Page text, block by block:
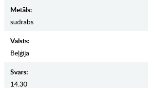
Metāls:
sudrabs
Valsts:
Beļģija
Svars:
14.30